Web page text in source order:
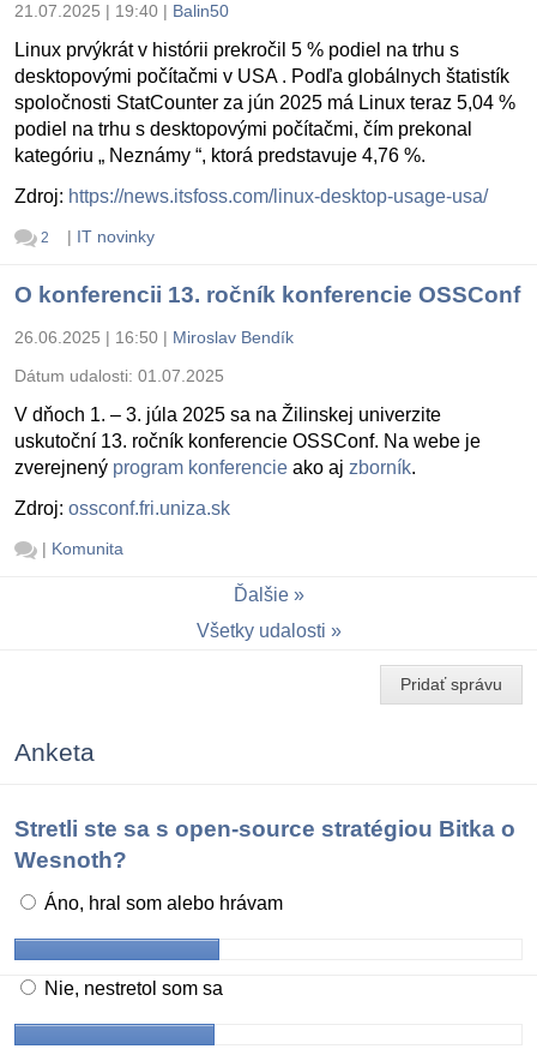
21.07.2025 | 19:40 | Balin50
Linux prvýkrát v histórii prekročil 5 % podiel na trhu s
desktopovými počítačmi v USA . Podľa globálnych štatistík
spoločnosti StatCounter za jún 2025 má Linux teraz 5,04 %
podiel na trhu s desktopovými počítačmi, čím prekonal
kategóriu „ Neznámy “, ktorá predstavuje 4,76 %.
Zdroj: https://news.itsfoss.com/linux-desktop-usage-usa/
2 | IT novinky
O konferencii 13. ročník konferencie OSSConf
26.06.2025 | 16:50 | Miroslav Bendík
Dátum udalosti: 01.07.2025
V dňoch 1. – 3. júla 2025 sa na Žilinskej univerzite
uskutoční 13. ročník konferencie OSSConf. Na webe je
zverejnený program konferencie ako aj zborník.
Zdroj: ossconf.fri.uniza.sk
| Komunita
Ďalšie
Všetky udalosti
Pridať správu
Anketa
Stretli ste sa s open-source stratégiou Bitka o
Wesnoth?
Áno, hral som alebo hrávam
Nie, nestretol som sa